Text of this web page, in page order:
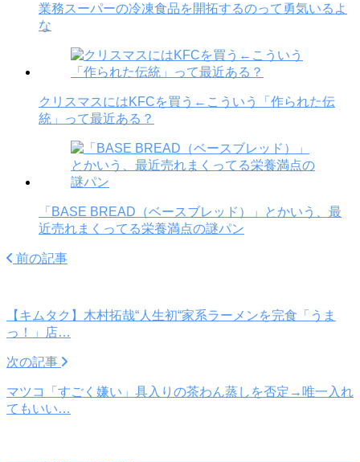
業務スーパーの冷凍食品を開拓するのって勇気いるよ
な
クリスマスにはKFCを買う←こういう「作られた伝
統」って最近ある？
「BASE BREAD（ベースブレッド）」とかいう、最
近売れまくってる栄養満点の謎パン
前の記事
【キムタク】木村拓哉“人生初“家系ラーメンを完食「うま
っ！」店…
次の記事
マツコ「すごく嫌い」具入りの茶わん蒸しを否定→唯一入れ
てもいい…